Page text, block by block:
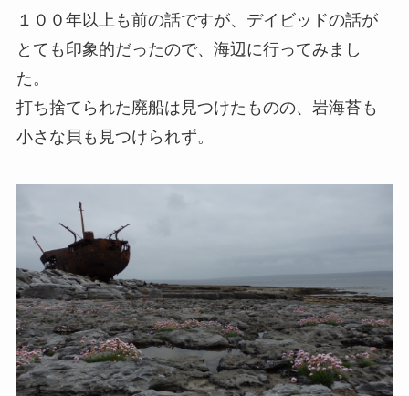
１００年以上も前の話ですが、デイビッドの話が
とても印象的だったので、海辺に行ってみまし
た。
打ち捨てられた廃船は見つけたものの、岩海苔も
小さな貝も見つけられず。